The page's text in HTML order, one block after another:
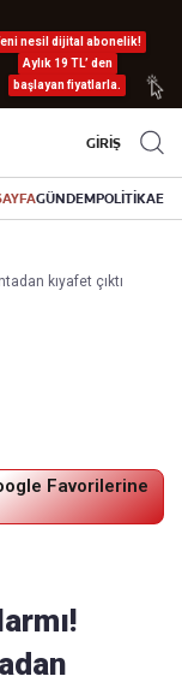
nesil dijital abonelik!
Aylık 19 TL’ den
başlayan fiyatlarla.
GİRİŞ
GÜNDEMPOLİTİKA
kıyafet çıktı
Favorilerine